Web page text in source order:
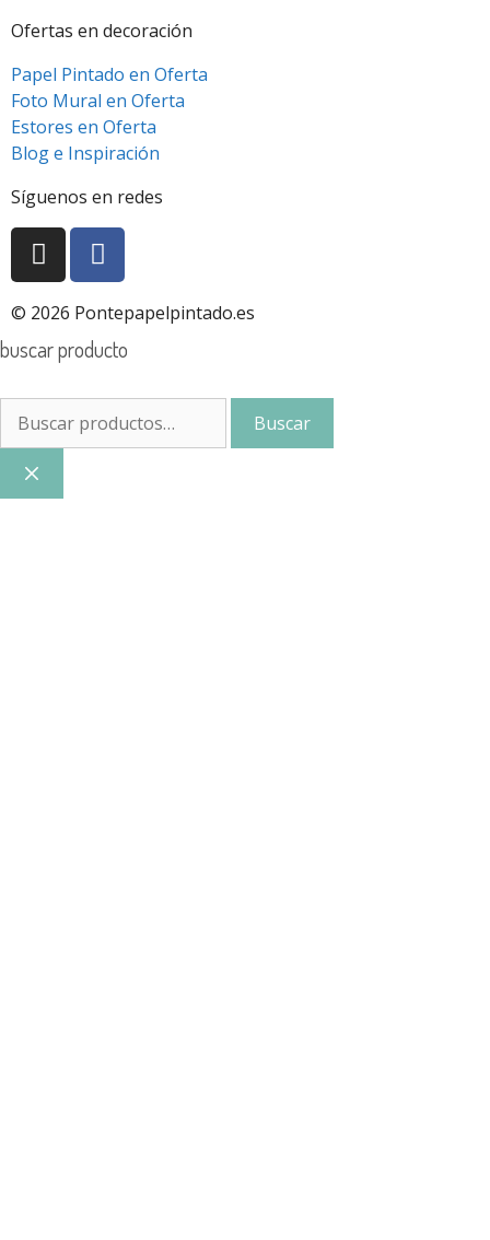
Ofertas en decoración
Papel Pintado en Oferta
Foto Mural en Oferta
Estores en Oferta
Blog e Inspiración
Síguenos en redes
© 2026 Pontepapelpintado.es
buscar producto
Buscar